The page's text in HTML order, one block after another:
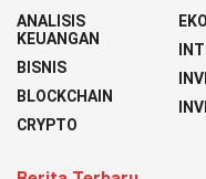
ANALISIS
KEUANGAN
BISNIS
BLOCKCHAIN
CRYPTO